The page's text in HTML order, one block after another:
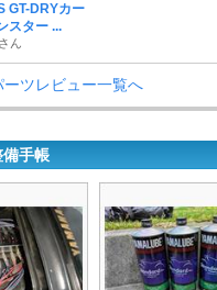
GT-DRYカー
スター ...
ん
ツレビュー一覧へ
手帳